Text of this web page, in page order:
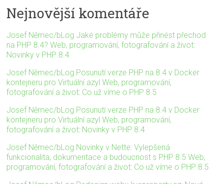
Nejnovější komentáře
Josef Němec/bLog Jaké problémy může přinést přechod
na PHP 8.4? Web, programování, fotografování a život:
Novinky v PHP 8.4
Josef Němec/bLog Posunutí verze PHP na 8.4 v Docker
kontejneru pro Virtuální azyl Web, programování,
fotografování a život: Co už víme o PHP 8.5
Josef Němec/bLog Posunutí verze PHP na 8.4 v Docker
kontejneru pro Virtuální azyl Web, programování,
fotografování a život: Novinky v PHP 8.4
Josef Němec/bLog Novinky v Nette: Vylepšená
funkcionalita, dokumentace a budoucnost s PHP 8.5 Web,
programování, fotografování a život: Co už víme o PHP 8.5